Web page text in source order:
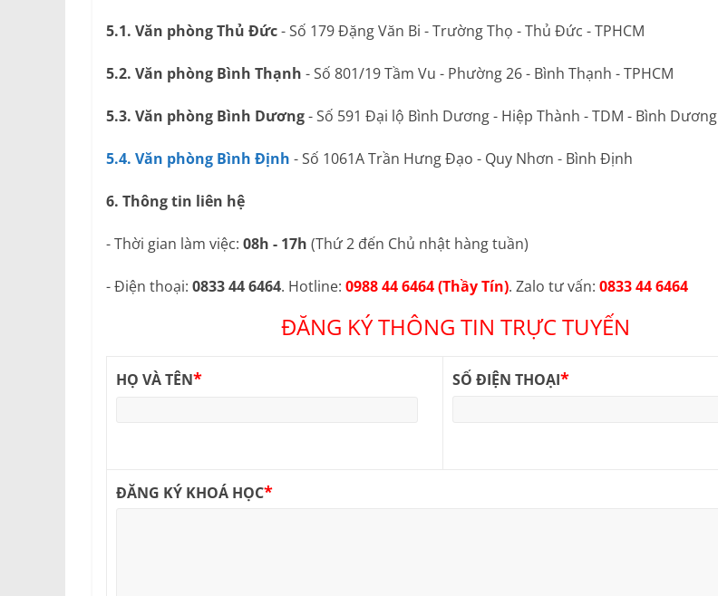
5.1. Văn phòng Thủ Đức- Số 179 Đặng Văn Bi - Trường Thọ - Thủ Đức - TPHCM
5.2. Văn phòng Bình Thạnh - Số 801/19 Tầm Vu - Phường 26 - Bình Thạnh - TPHCM
5.3. Văn phòng Bình Dương- Số 591 Đại lộ Bình Dương - Hiệp Thành - TDM - Bình Dương
5.4. Văn phòng Bình Định - Số 1061A Trần Hưng Đạo - Quy Nhơn - Bình Định
6. Thông tin liên hệ
- Thời gian làm việc: 08h - 17h (Thứ 2 đến Chủ nhật hàng tuần)
- Điện thoại: 0833 44 6464. Hotline: 0988 44 6464 (Thầy Tín). Zalo tư vấn: 0833 44 6464
ĐĂNG KÝ THÔNG TIN TRỰC TUYẾN
HỌ VÀ TÊN* SỐ ĐIỆN THOẠI*
ĐĂNG KÝ KHOÁ HỌC*